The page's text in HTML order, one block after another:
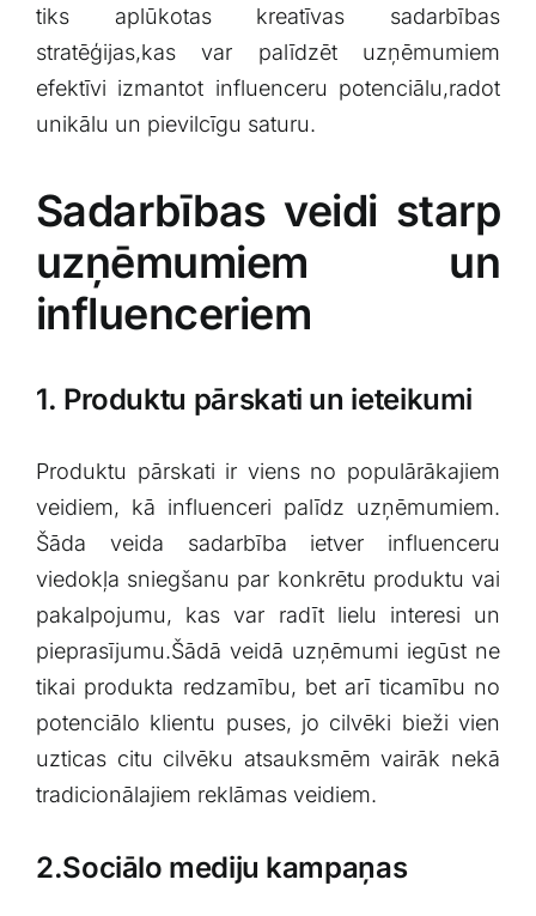
tiks aplūkotas kreatīvas‍ sadarbības
stratēģijas,kas var palīdzēt uzņēmumiem⁣
efektīvi izmantot influenceru potenciālu,radot
unikālu un pievilcīgu saturu.
Sadarbības veidi ​starp
uzņēmumiem⁤ un
influenceriem
1. Produktu pārskati un ieteikumi
Produktu pārskati ir viens no‍ populārākajiem
veidiem, ‌kā influenceri palīdz ‌uzņēmumiem.‌
Šāda⁤ veida sadarbība ietver ‍influenceru
viedokļa ⁣sniegšanu ⁤par konkrētu produktu vai
pakalpojumu, kas var radīt lielu⁢ interesi un
pieprasījumu.Šādā veidā⁣ uzņēmumi ⁢iegūst ⁣ne
tikai produkta redzamību,⁤ bet arī‍ ticamību no
potenciālo klientu‌ puses, jo⁢ cilvēki ‍bieži vien
uzticas citu cilvēku atsauksmēm‍ vairāk nekā
tradicionālajiem reklāmas ⁣veidiem.
2.Sociālo ⁣mediju ⁤kampaņas